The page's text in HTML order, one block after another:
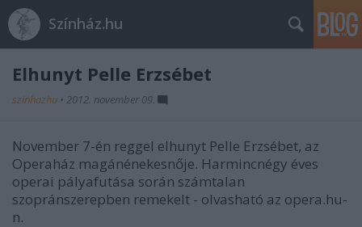
Színház.hu
Elhunyt Pelle Erzsébet
szinhazhu • 2012. november 09.
November 7-én reggel elhunyt Pelle Erzsébet, az
Operaház magánénekesnője. Harmincnégy éves
operai pályafutása során számtalan
szopránszerepben remekelt - olvasható az opera.hu-
n.